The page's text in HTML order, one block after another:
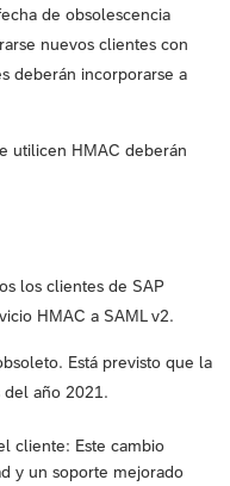
de obsolescencia
nuevos clientes con
deberán incorporarse a
utilicen HMAC deberán
los clientes de SAP
HMAC a SAML v2.
Está previsto que la
del año 2021.
cliente: Este cambio
y un soporte mejorado